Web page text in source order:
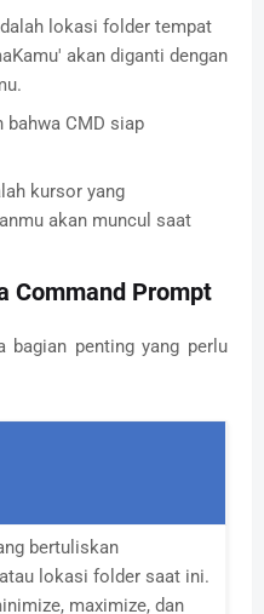
lokasi folder tempat
akan diganti dengan
bahwa CMD siap
kursor yang
akan muncul saat
Command Prompt
bagian penting yang perlu
bertuliskan
lokasi folder saat ini.
maximize, dan